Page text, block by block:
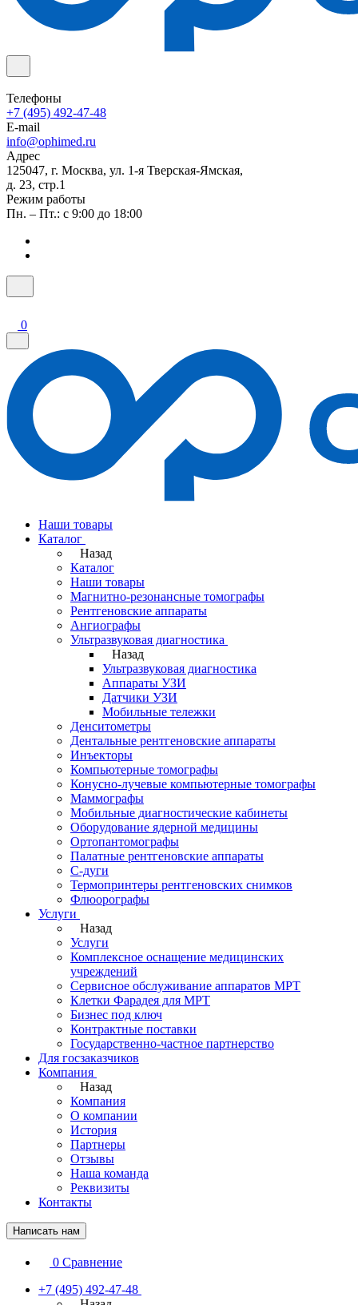
Телефоны
+7 (495) 492-47-48
E-mail
info@ophimed.ru
Адрес
125047, г. Москва, ул. 1-я Тверская-Ямская,
д. 23, стр.1
Режим работы
Пн. – Пт.: с 9:00 до 18:00
0
Наши товары
Каталог
Назад
Каталог
Наши товары
Магнитно-резонансные томографы
Рентгеновские аппараты
Ангиографы
Ультразвуковая диагностика
Назад
Ультразвуковая диагностика
Аппараты УЗИ
Датчики УЗИ
Мобильные тележки
Денситометры
Дентальные рентгеновские аппараты
Инъекторы
Компьютерные томографы
Конусно-лучевые компьютерные томографы
Маммографы
Мобильные диагностические кабинеты
Оборудование ядерной медицины
Ортопантомографы
Палатные рентгеновские аппараты
С-дуги
Термопринтеры рентгеновских снимков
Флюорографы
Услуги
Назад
Услуги
Комплексное оснащение медицинских
учреждений
Сервисное обслуживание аппаратов МРТ
Клетки Фарадея для МРТ
Бизнес под ключ
Контрактные поставки
Государственно-частное партнерство
Для госзаказчиков
Компания
Назад
Компания
О компании
История
Партнеры
Отзывы
Наша команда
Реквизиты
Контакты
Написать нам
0 Сравнение
+7 (495) 492-47-48